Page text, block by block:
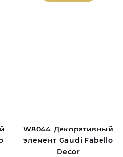
W8044 Декоративный
элемент Gaudi Fabello
Decor